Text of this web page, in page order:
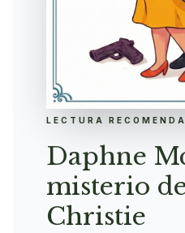
LECTURA
Daphne
misterio
Christie